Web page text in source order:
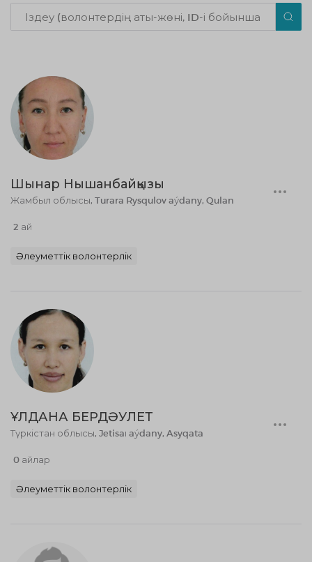
Шынар Нышанбайқызы
Жамбыл облысы, Turara Rysqulov aýdany, Qulan
2 ай
Әлеуметтік волонтерлік
ҰЛДАНА БЕРДӘУЛЕТ
Түркістан облысы, Jetisaı aýdany, Asyqata
0 айлар
Әлеуметтік волонтерлік